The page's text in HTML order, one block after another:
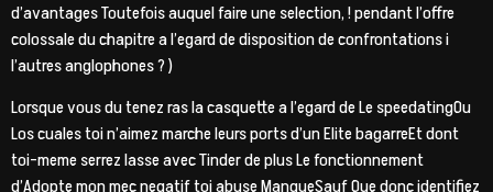
d’avantages Toutefois auquel faire une selection, ! pendant l’offre
colossale du chapitre a l’egard de disposition de confrontations i
l’autres anglophones ? )
Lorsque vous du tenez ras la casquette a l’egard de Le speedatingOu
Los cuales toi n’aimez marche leurs ports d’un Elite bagarreEt dont
toi-meme serrez lasse avec Tinder de plus Le fonctionnement
d’Adopte mon mec negatif toi abuse ManqueSauf Que donc identifiez